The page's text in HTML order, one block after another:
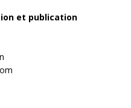
et publication